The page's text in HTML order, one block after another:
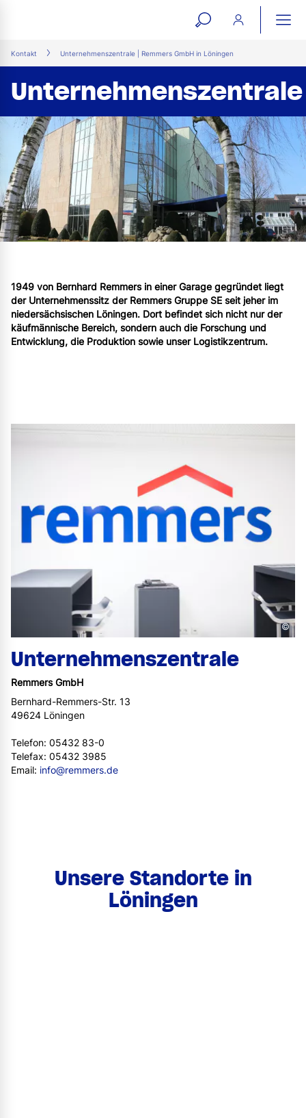
open
search
Kontakt Unternehmenszentrale | Remmers GmbH in Löningen
Unternehmenszentrale
1949 von Bernhard Remmers in einer Garage gegründet liegt
der Unternehmenssitz der Remmers Gruppe SE seit jeher im
niedersächsischen Löningen. Dort befindet sich nicht nur der
käufmännische Bereich, sondern auch die Forschung und
Entwicklung, die Produktion sowie unser Logistikzentrum.
Unternehmenszentrale
Remmers GmbH
Bernhard-Remmers-Str. 13
49624 Löningen
Telefon: 05432 83-0
Telefax: 05432 3985
Email: info@remmers.de
©
Unsere Standorte in
Löningen